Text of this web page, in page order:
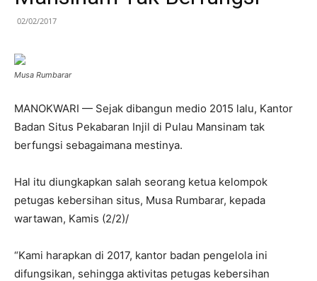
02/02/2017
Musa Rumbarar
MANOKWARI — Sejak dibangun medio 2015 lalu, Kantor
Badan Situs Pekabaran Injil di Pulau Mansinam tak
berfungsi sebagaimana mestinya.
Hal itu diungkapkan salah seorang ketua kelompok
petugas kebersihan situs, Musa Rumbarar, kepada
wartawan, Kamis (2/2)/
“Kami harapkan di 2017, kantor badan pengelola ini
difungsikan, sehingga aktivitas petugas kebersihan